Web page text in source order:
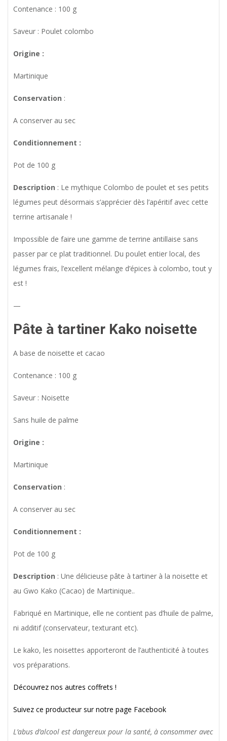
Contenance : 100 g
Saveur : Poulet colombo
Origine :
Martinique
Conservation :
A conserver au sec
Conditionnement :
Pot de 100 g
Description : Le mythique Colombo de poulet et ses petits
légumes peut désormais s’apprécier dès l’apéritif avec cette
terrine artisanale !
Impossible de faire une gamme de terrine antillaise sans
passer par ce plat traditionnel. Du poulet entier local, des
légumes frais, l’excellent mélange d’épices à colombo, tout y
est !
—
Pâte à tartiner Kako noisette
A base de noisette et cacao
Contenance : 100 g
Saveur : Noisette
Sans huile de palme
Origine :
Martinique
Conservation :
A conserver au sec
Conditionnement :
Pot de 100 g
Description : Une délicieuse pâte à tartiner à la noisette et
au Gwo Kako (Cacao) de Martinique..
Fabriqué en Martinique, elle ne contient pas d’huile de palme,
ni additif (conservateur, texturant etc).
Le kako, les noisettes apporteront de l’authenticité à toutes
vos préparations.
Découvrez nos autres coffrets !
Suivez ce producteur sur notre page Facebook
L’abus d’alcool est dangereux pour la santé, à consommer avec